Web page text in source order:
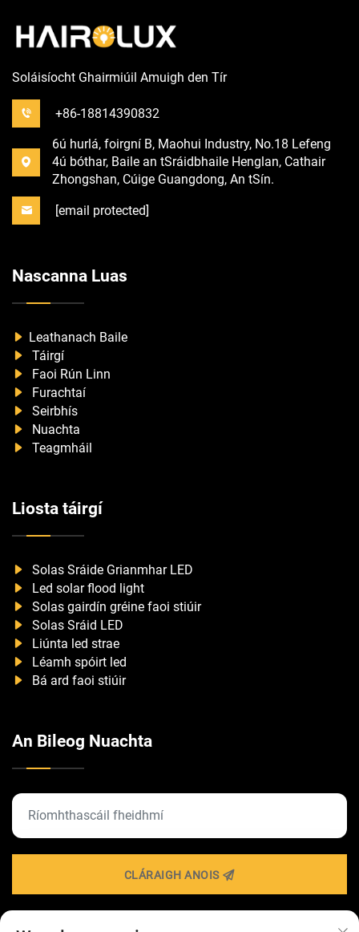
Soláisíocht Ghairmiúil Amuigh den Tír
+86-18814390832
6ú hurlá, foirgní B, Maohui Industry, No.18 Lefeng
4ú bóthar, Baile an tSráidbhaile Henglan, Cathair
Zhongshan, Cúige Guangdong, An tSín.
[email protected]
Nascanna Luas
Leathanach Baile
Táirgí
Faoi Rún Linn
Furachtaí
Seirbhís
Nuachta
Teagmháil
Liosta táirgí
Solas Sráide Grianmhar LED
Led solar flood light
Solas gairdín gréine faoi stiúir
Solas Sráid LED
Liúnta led strae
Léamh spóirt led
Bá ard faoi stiúir
An Bileog Nuachta
CLÁRAIGH ANOIS